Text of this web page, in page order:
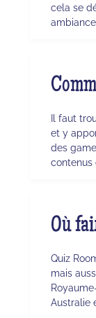
cela se
Il faut
et y
des
contenus
Où
Quiz
mais
Australie